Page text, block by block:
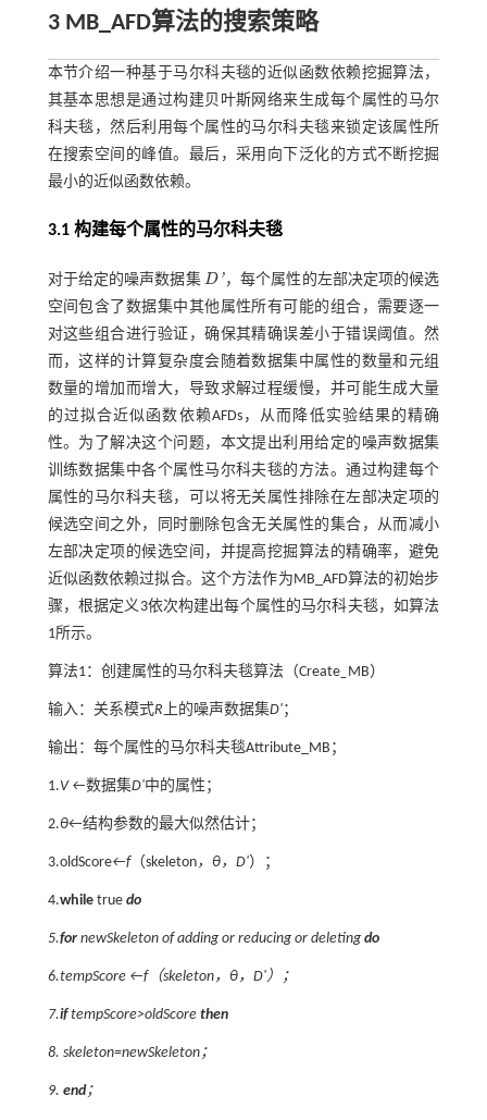
3 MB_AFD算法的搜索策略
本节介绍一种基于马尔科夫毯的近似函数依赖挖掘算法，
其基本思想是通过构建贝叶斯网络来生成每个属性的马尔
科夫毯，然后利用每个属性的马尔科夫毯来锁定该属性所
在搜索空间的峰值。最后，采用向下泛化的方式不断挖掘
最小的近似函数依赖。
3.1 构建每个属性的马尔科夫毯
对于给定的噪声数据集 D'
D' ，每个属性的左部决定项的候选
空间包含了数据集中其他属性所有可能的组合，需要逐一
对这些组合进行验证，确保其精确误差小于错误阈值。然
而，这样的计算复杂度会随着数据集中属性的数量和元组
数量的增加而增大，导致求解过程缓慢，并可能生成大量
的过拟合近似函数依赖AFDs，从而降低实验结果的精确
性。为了解决这个问题，本文提出利用给定的噪声数据集
训练数据集中各个属性马尔科夫毯的方法。通过构建每个
属性的马尔科夫毯，可以将无关属性排除在左部决定项的
候选空间之外，同时删除包含无关属性的集合，从而减小
左部决定项的候选空间，并提高挖掘算法的精确率，避免
近似函数依赖过拟合。这个方法作为MB_AFD算法的初始步
骤，根据定义3依次构建出每个属性的马尔科夫毯，如算法
1所示。
算法1：创建属性的马尔科夫毯算法（Create_ MB）
输入：关系模式R上的噪声数据集D'；
输出：每个属性的马尔科夫毯Attribute_MB；
1.V ←数据集D'中的属性；
2.θ←结构参数的最大似然估计；
3.oldScore←f（skeleton，θ，D'）；
4.whiletrue do
5.fornewSkeleton of adding or reducing or deleting do
6.tempScore ←f（skeleton，θ，D'）；
7.iftempScore>oldScore then
8. skeleton=newSkeleton；
9. end；